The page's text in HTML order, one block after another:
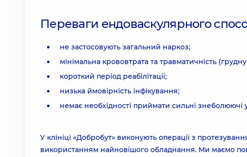
Переваги ендоваскулярного
не застосовують загальний наркоз;
мінімальна крововтрата та травматичність
короткий період реабілітації;
низька ймовірність інфікування;
немає необхідності приймати сильні знеболюючі
У клініці «Добробут» виконують операції з
використанням найновішого обладнання. Ми маємо